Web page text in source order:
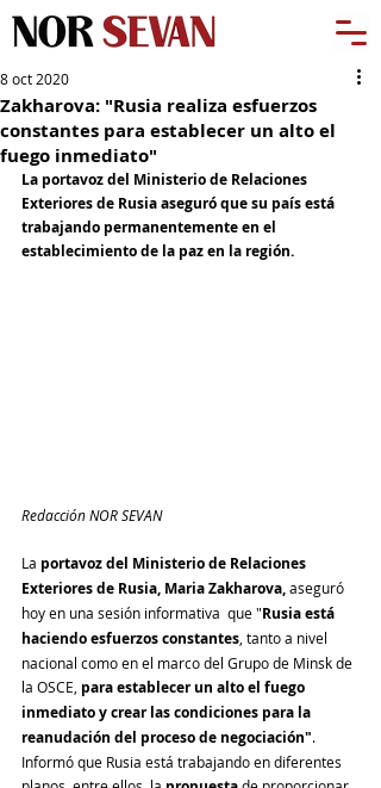
Zakharova: "Rusia realiza esfuerzos
constantes para establecer un alto el
fuego inmediato"
8 oct 2020
La portavoz del Ministerio de Relaciones
Exteriores de Rusia aseguró que su país está
trabajando permanentemente en el
establecimiento de la paz en la región.
Redacción NOR SEVAN
La portavoz del Ministerio de Relaciones
Exteriores de Rusia, Maria Zakharova, aseguró
hoy en una sesión informativa  que "Rusia está
haciendo esfuerzos constantes , tanto a nivel
nacional como en el marco del Grupo de Minsk de
la OSCE, para establecer un alto el fuego
inmediato y crear las condiciones para la
reanudación del proceso de negociación".
Informó que Rusia está trabajando en diferentes